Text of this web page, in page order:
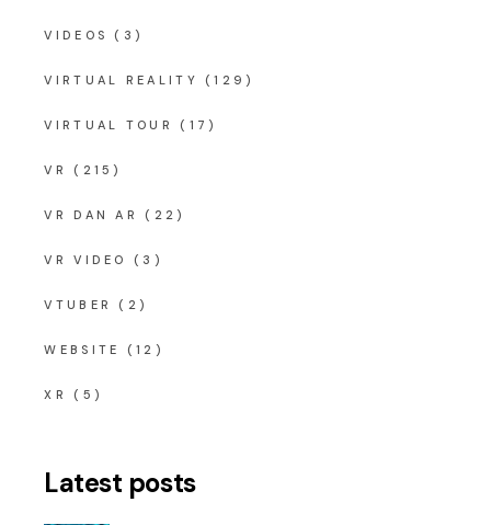
VIDEOS (3)
VIRTUAL REALITY (129)
VIRTUAL TOUR (17)
VR (215)
VR DAN AR (22)
VR VIDEO (3)
VTUBER (2)
WEBSITE (12)
XR (5)
Latest posts